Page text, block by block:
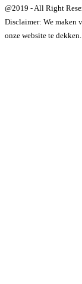
@2019 - All Right
Disclaimer: We maken
onze website te dekken.